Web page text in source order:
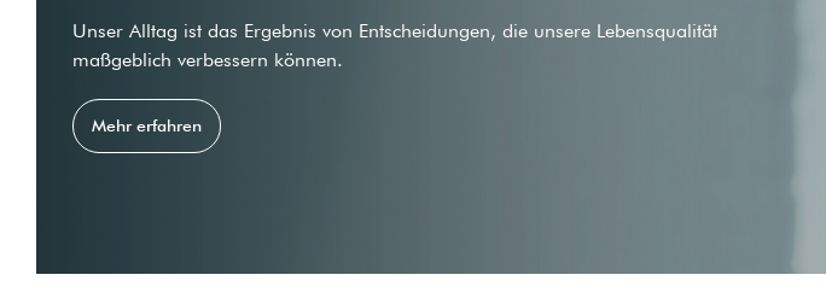
Unser Alltag ist das Ergebnis von Entscheidungen, die unsere Lebensqualität
maßgeblich verbessern können.
Mehr erfahren